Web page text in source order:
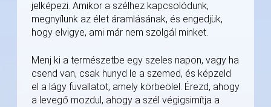
jelképezi. Amikor a szélhez kapcsolódunk,
megnyílunk az élet áramlásának, és engedjük,
hogy elvigye, ami már nem szolgál minket.
Menj ki a természetbe egy szeles napon, vagy ha
csend van, csak hunyd le a szemed, és képzeld
el a lágy fuvallatot, amely körbeölel. Érezd, ahogy
a levegő mozdul, ahogy a szél végigsimítja a